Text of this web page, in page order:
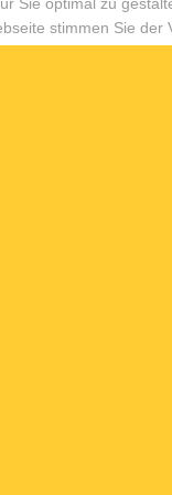
stimmen Sie der